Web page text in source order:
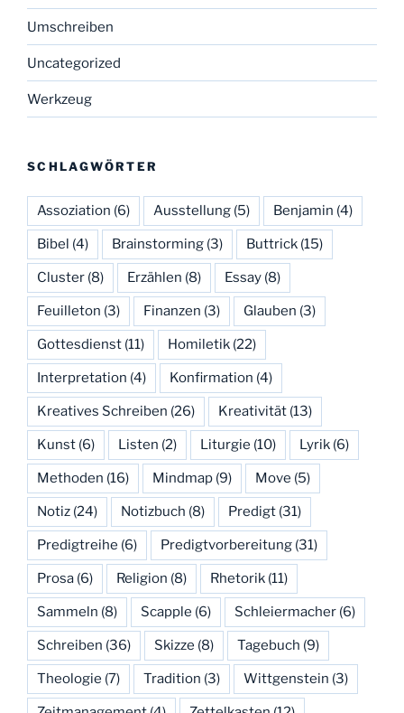
Umschreiben
Uncategorized
Werkzeug
SCHLAGWÖRTER
Assoziation (6) Ausstellung (5) Benjamin (4)
Bibel (4) Brainstorming (3) Buttrick (15)
Cluster (8) Erzählen (8) Essay (8)
Feuilleton (3) Finanzen (3) Glauben (3)
Gottesdienst (11) Homiletik (22)
Interpretation (4) Konfirmation (4)
Kreatives Schreiben (26) Kreativität (13)
Kunst (6) Listen (2) Liturgie (10) Lyrik (6)
Methoden (16) Mindmap (9) Move (5)
Notiz (24) Notizbuch (8) Predigt (31)
Predigtreihe (6) Predigtvorbereitung (31)
Prosa (6) Religion (8) Rhetorik (11)
Sammeln (8) Scapple (6) Schleiermacher (6)
Schreiben (36) Skizze (8) Tagebuch (9)
Theologie (7) Tradition (3) Wittgenstein (3)